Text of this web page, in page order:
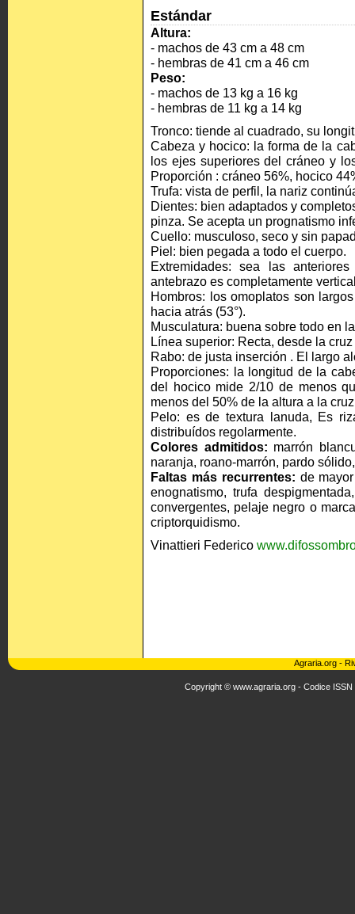
Estándar
Altura:
- machos de 43 cm a 48 cm
- hembras de 41 cm a 46 cm
Peso:
- machos de 13 kg a 16 kg
- hembras de 11 kg a 14 kg
Tronco: tiende al cuadrado, su
Cabeza y hocico: la forma de la
los ejes superiores del cráneo y
Proporción : cráneo 56%, hocico
Trufa: vista de perfil, la nariz
Dientes: bien adaptados y
pinza. Se acepta un prognatismo
Cuello: musculoso, seco y sin
Piel: bien pegada a todo el cuerpo.
Extremidades: sea las
antebrazo es completamente
Hombros: los omoplatos son
hacia atrás (53°).
Musculatura: buena sobre todo en
Línea superior: Recta, desde la
Rabo: de justa inserción . El largo
Proporciones: la longitud de la
del hocico mide 2/10 de menos
menos del 50% de la altura a la
Pelo: es de textura lanuda, Es
distribuídos regolarmente.
Colores admitidos: marrón
naranja, roano-marrón, pardo
Faltas más recurrentes: de
enognatismo, trufa
convergentes, pelaje negro o
criptorquidismo.
Vinattieri Federico
Agraria.org -
Copyright © www.agraria.org - Codice